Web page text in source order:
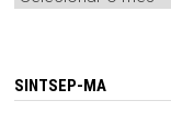
SINTSEP-MA